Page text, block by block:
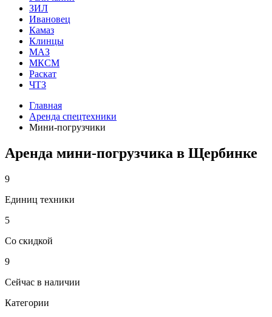
ЗИЛ
Ивановец
Камаз
Клинцы
МАЗ
МКСМ
Раскат
ЧТЗ
Главная
Аренда спецтехники
Мини-погрузчики
Аренда мини-погрузчика в Щербинке
9
Единиц техники
5
Со скидкой
9
Сейчас в наличии
Категории